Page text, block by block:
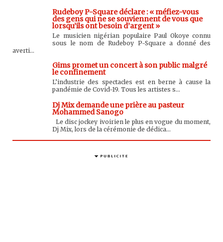
Rudeboy P-Square déclare : « méfiez-vous
des gens qui ne se souviennent de vous que
lorsqu’ils ont besoin d’argent »
Le musicien nigérian populaire Paul Okoye connu
sous le nom de Rudeboy P-Square a donné des
averti...
Gims promet un concert à son public malgré
le confinement
L’industrie des spectacles est en berne à cause la
pandémie de Covid-19. Tous les artistes s...
Dj Mix demande une prière au pasteur
Mohammed Sanogo
Le disc jockey ivoirien le plus en vogue du moment,
Dj Mix, lors de la cérémonie de dédica...